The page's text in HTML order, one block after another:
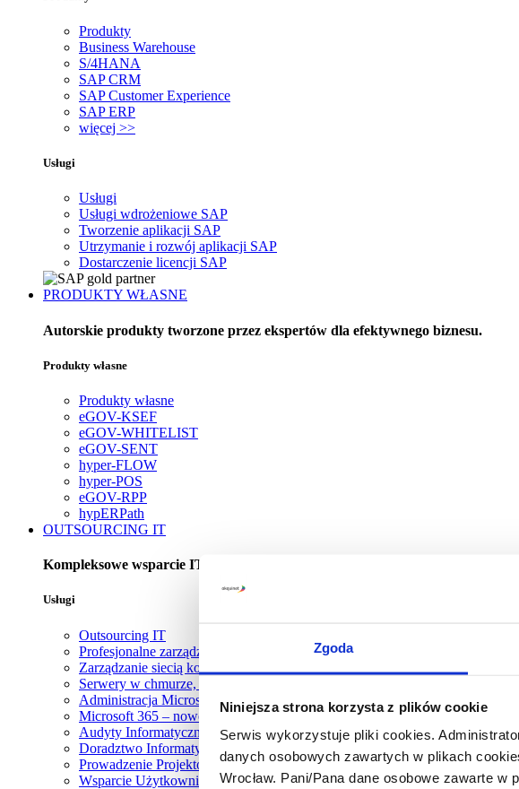
Zgoda
Niniejsza strona korzysta z plików cookie
Serwis wykorzystuje pliki cookies.
danych osobowych zawartych w plikach
Wrocław. Pani/Pana dane osobowe zawarte
Produkty
Business Warehouse
S/4HANA
SAP CRM
SAP Customer Experience
SAP ERP
więcej >>
Usługi
Usługi
Usługi wdrożeniowe SAP
Tworzenie aplikacji SAP
Utrzymanie i rozwój aplikacji SAP
Dostarczenie licencji SAP
PRODUKTY WŁASNE
Autorskie produkty tworzone przez ekspertów dla efektywnego biznesu.
Produkty własne
Produkty własne
eGOV-KSEF
eGOV-WHITELIST
eGOV-SENT
hyper-FLOW
hyper-POS
eGOV-RPP
hypERPath
OUTSOURCING IT
Kompleksowe wsparcie IT - od chmury po rozwiązania inżynierskie i
Usługi
Outsourcing IT
Profesjonalne zarządzanie infrastrukturą serwerową
Zarządzanie siecią komputerową – profesjonalna administracja i pełne
Serwery w chmurze, zarządzanie usługami Azure i Google Cloud oraz
Administracja Microsoft Office 365 i Migracje do Microsoft 365 (Office 365)
Microsoft 365 – nowoczesne środowisko pracy
Audyty Informatyczne
Doradztwo Informatyczne dla Firm
Prowadzenie Projektów Informatycznych
Wsparcie Użytkowników Końcowych - Kompleksowa Obsługa IT dla Firm